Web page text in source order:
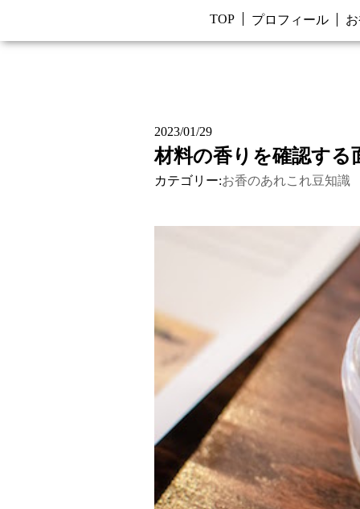
TOP プロフィール
2023/01/29
材料の香りを確認する
カテゴリー:お香のあれこれ豆知識